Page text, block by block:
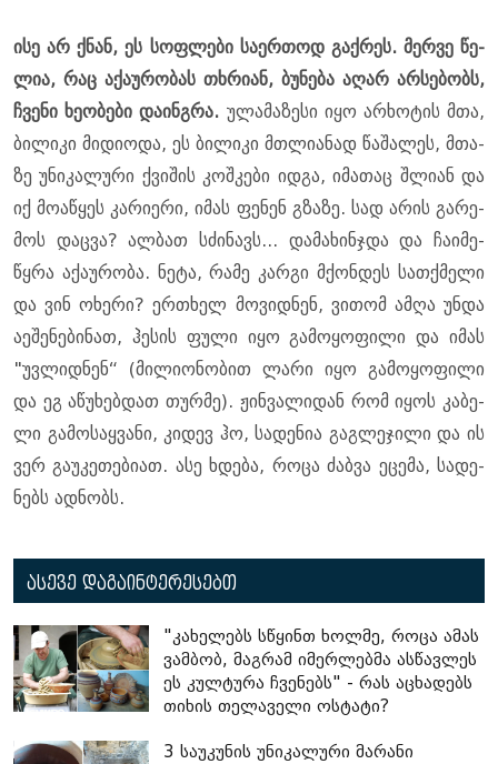
ისე არ ქნან, ეს სოფ­ლე­ბი სა­ერ­თოდ გაქ­რეს. მერ­ვე წე­
ლია, რაც აქა­უ­რო­ბას თხრი­ან, ბუ­ნე­ბა აღარ არ­სე­ბობს,
ჩვე­ნი ხე­ო­ბე­ბი და­ინ­გრა. ულა­მა­ზე­სი იყო არ­ხო­ტის მთა,
ბი­ლი­კი მი­დი­ო­და, ეს ბი­ლი­კი მთლი­ა­ნად წა­შა­ლეს, მთა­
ზე უნი­კა­ლუ­რი ქვი­შის კოშ­კე­ბი იდგა, იმა­თაც შლი­ან და
იქ მო­ა­წყეს კა­რი­ე­რი, იმას ფე­ნენ გზა­ზე. სად არის გა­რე­
მოს დაც­ვა? ალ­ბათ სძი­ნავს... და­მა­ხინჯდა და ჩა­ი­მე­
წყრა აქა­უ­რო­ბა. ნეტა, რამე კარ­გი მქონ­დეს სათ­ქმე­ლი
და ვინ ოხე­რი? ერთხელ მო­ვიდ­ნენ, ვი­თომ ამღა უნდა
აე­შე­ნე­ბი­ნათ, ჰე­სის ფული იყო გა­მო­ყო­ფი­ლი და იმას
"უვ­ლიდ­ნენ“ (მი­ლი­ო­ნო­ბით ლარი იყო გა­მო­ყო­ფი­ლი
და ეგ აწუ­ხებ­დათ თურ­მე). ჟინ­ვა­ლი­დან რომ იყოს კა­ბე­
ლი გა­მო­საყ­ვა­ნი, კი­დევ ჰო, სა­დე­ნია გაგ­ლე­ჯი­ლი და ის
ვერ გა­უ­კე­თე­ბი­ათ. ასე ხდე­ბა, როცა ძაბ­ვა ეცე­მა, სა­დე­
ნებს ად­ნობს.
ასევე დაგაინტერესებთ
"კახელებს სწყინთ ხოლმე, როცა ამას
ვამბობ, მაგრამ იმერლებმა ასწავლეს
ეს კულტურა ჩვენებს" - რას აცხადებს
თიხის თელაველი ოსტატი?
3 საუკუნის უნიკალური მარანი